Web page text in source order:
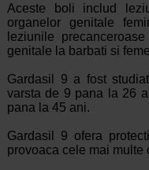
Aceste boli includ
organelor genitale
leziunile
genitale la barbati si
Gardasil 9 a fost
varsta de 9 pana la 26
pana la 45 ani.
Gardasil 9 ofera
provoaca cele mai multe